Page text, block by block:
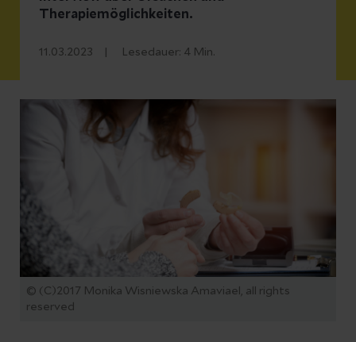
Therapiemöglichkeiten.
11.03.2023 Lesedauer: 4 Min.
© (C)2017 Monika Wisniewska Amaviael, all rights
reserved